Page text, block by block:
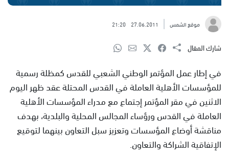
موقع الشمس 27.06.2011
21:20
شارك المقال
في إطار عمل المؤتمر الوطني الشعبي للقدس كمظلة رسمية
للمؤسسات الأهلية العاملة في القدس المحتلة عقد ظهر اليوم
الاثنين في مقر المؤتمر إجتماع مع مدراء المؤسسات الأهلية
العاملة في القدس ورؤساء المجالس المحلية والبلدية، بهدف
مناقشة أوضاع المؤسسات وتعزيز سبل التعاون بينهما لتوقيع
الإتفاقية الشراكة والتعاون.